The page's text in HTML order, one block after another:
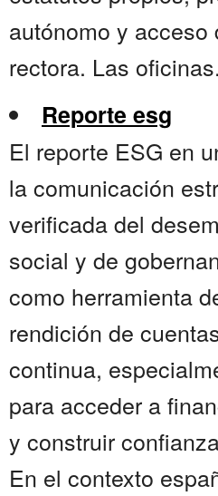
autónomo y acceso
rectora. Las
Reporte esg
El reporte ESG en
la comunicación
verificada del
social y de
como herramienta
rendición de
continua,
para acceder a
y construir
En el contexto